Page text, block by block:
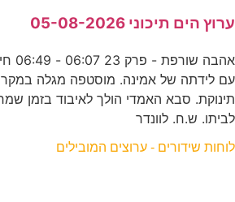
ערוץ הים תיכוני 05-08-2026
עם לידתה של אמינה. מוסטפה מגלה
תינוקת. סבא האמדי הולך לאיבוד בזמן
לביתו. ש.ח. לוונדר
לוחות שידורים - ערוצים המובילים